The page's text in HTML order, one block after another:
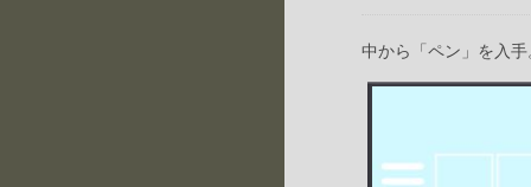
中から「ペン」を入手